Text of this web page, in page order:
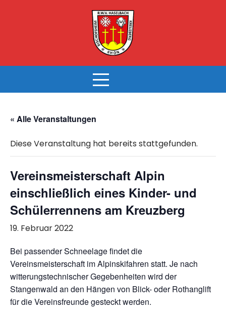
« Alle Veranstaltungen
Diese Veranstaltung hat bereits stattgefunden.
Vereinsmeisterschaft Alpin
einschließlich eines Kinder- und
Schülerrennens am Kreuzberg
19. Februar 2022
Bei passender Schneelage findet die
Vereinsmeisterschaft im Alpinskifahren statt. Je nach
witterungstechnischer Gegebenheiten wird der
Stangenwald an den Hängen von Blick- oder Rothanglift
für die Vereinsfreunde gesteckt werden.